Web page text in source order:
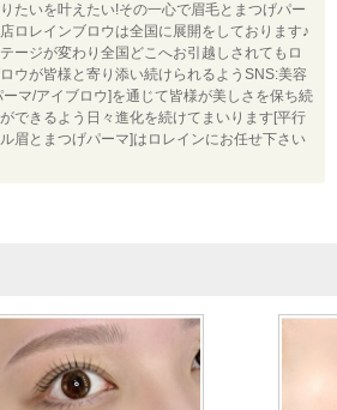
たいを叶えたい!その一心で眉毛とまつげパー
ロレインブロウは全国に展開をしております♪
ージが変わり全国どこへお引越しされてもロ
ウが皆様と寄り添い続けられるようSNS:美容
ーマ/アイブロウ]を通じて皆様が美しさを保ち続
できるよう日々進化を続けてまいります[平行
眉とまつげパーマ]はロレインにお任せ下さい